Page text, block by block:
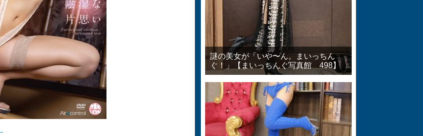
謎の美女が「いや〜ん。まいっちん
ぐ！」【まいっちんぐ写真館 498】